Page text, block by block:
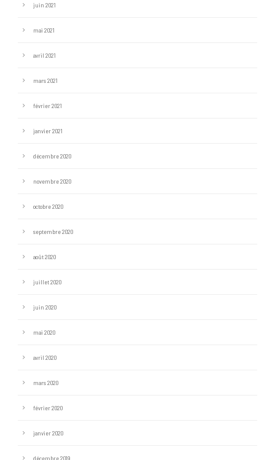
juin 2021
mai 2021
avril 2021
mars 2021
février 2021
janvier 2021
décembre 2020
novembre 2020
octobre 2020
septembre 2020
août 2020
juillet 2020
juin 2020
mai 2020
avril 2020
mars 2020
février 2020
janvier 2020
décembre 2019